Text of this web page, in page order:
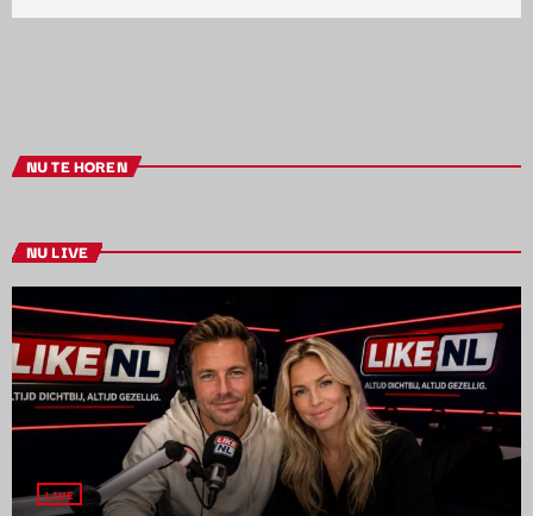
NU TE HOREN
NU LIVE
LIVE